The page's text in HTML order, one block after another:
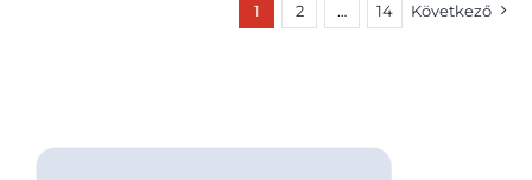
1 2 … 14 Következő